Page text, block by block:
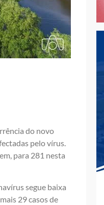
do novo
pelo vírus.
para 281 nesta
segue baixa
29 casos de